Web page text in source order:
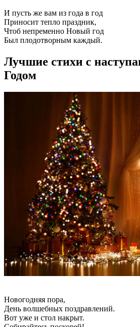
И пусть же вам из года в год
Приносит тепло праздник,
Чтоб непременно Новый год
Был плодотворным каждый.
Лучшие стихи с
Годом
Новогодняя пора,
День волшебных поздравлений.
Вот уже и стол накрыт.